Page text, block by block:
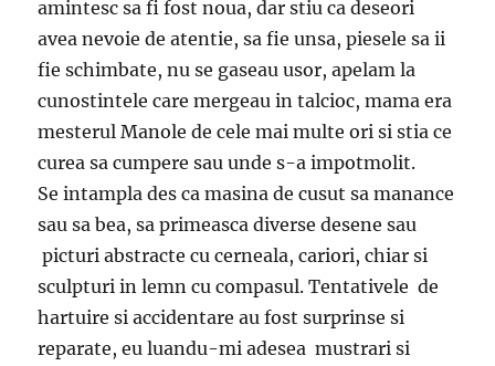
amintesc sa fi fost noua, dar stiu ca deseori
avea nevoie de atentie, sa fie unsa, piesele sa ii
fie schimbate, nu se gaseau usor, apelam la
cunostintele care mergeau in talcioc, mama era
mesterul Manole de cele mai multe ori si stia ce
curea sa cumpere sau unde s-a impotmolit.
Se intampla des ca masina de cusut sa manance
sau sa bea, sa primeasca diverse desene sau
picturi abstracte cu cerneala, cariori, chiar si
sculpturi in lemn cu compasul. Tentativele de
hartuire si accidentare au fost surprinse si
reparate, eu luandu-mi adesea mustrari si